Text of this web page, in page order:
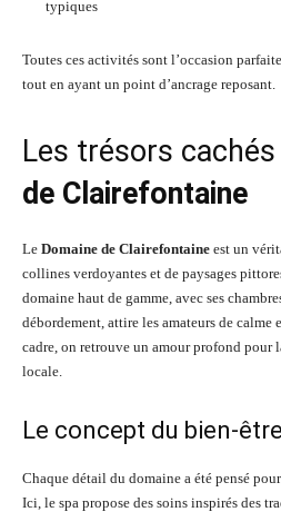
typiques
Toutes ces activités sont l’occasion
tout en ayant un point d’ancrage reposant.
Les trésors cachés
de Clairefontaine
Le Domaine de Clairefontaine est un
collines verdoyantes et de paysages
domaine haut de gamme, avec ses
débordement, attire les amateurs de calme
cadre, on retrouve un amour profond pour
locale.
Le concept du bien-être
Chaque détail du domaine a été pensé
Ici, le spa propose des soins inspirés des